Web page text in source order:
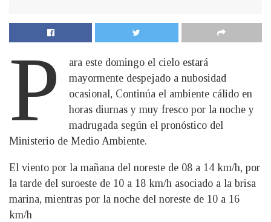
P
ara este domingo el cielo estará
mayormente despejado a nubosidad
ocasional, Continúa el ambiente cálido en
horas diurnas y muy fresco por la noche y
madrugada según el pronóstico del
Ministerio de Medio Ambiente.
El viento por la mañana del noreste de 08 a 14 km/h, por
la tarde del suroeste de 10 a 18 km/h asociado a la brisa
marina, mientras por la noche del noreste de 10 a 16
km/h